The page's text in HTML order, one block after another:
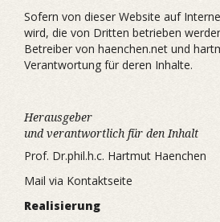
Sofern von dieser Website auf
wird, die von Dritten betrieben
Betreiber von haenchen.net und
Verantwortung für deren Inhalte.
Herausgeber
und verantwortlich für den Inhalt
Prof. Dr.phil.h.c. Hartmut Haenchen
Mail via Kontaktseite
Realisierung